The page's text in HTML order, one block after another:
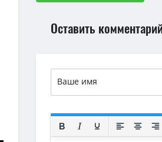
Оставить комментарий